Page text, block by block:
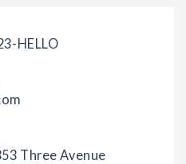
HELLO
Three Avenue